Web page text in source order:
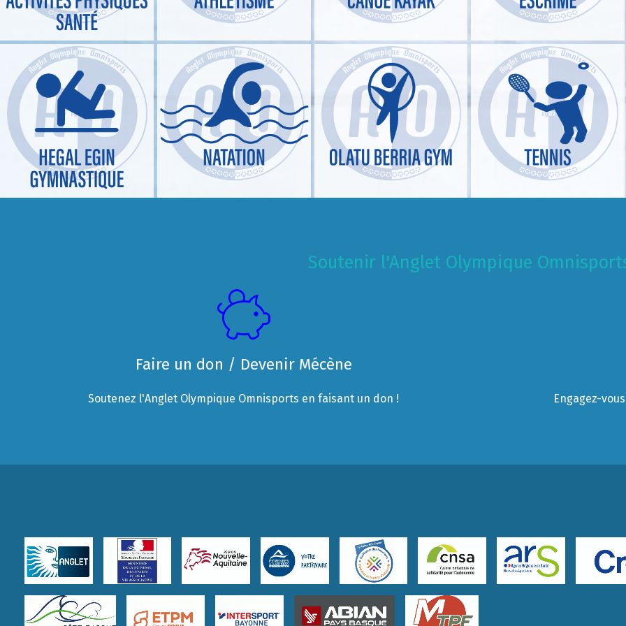
Soutenir l'Anglet Olympique
Faire un don / Devenir Mécène
Soutenez l'Anglet Olympique Omnisports en faisant un don ! Engagez-